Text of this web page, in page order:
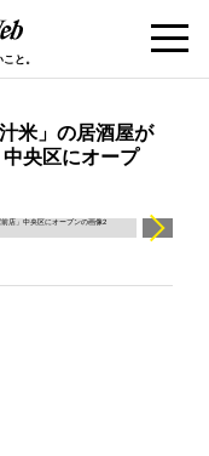
と。
米」の居酒屋が
央区にオープ